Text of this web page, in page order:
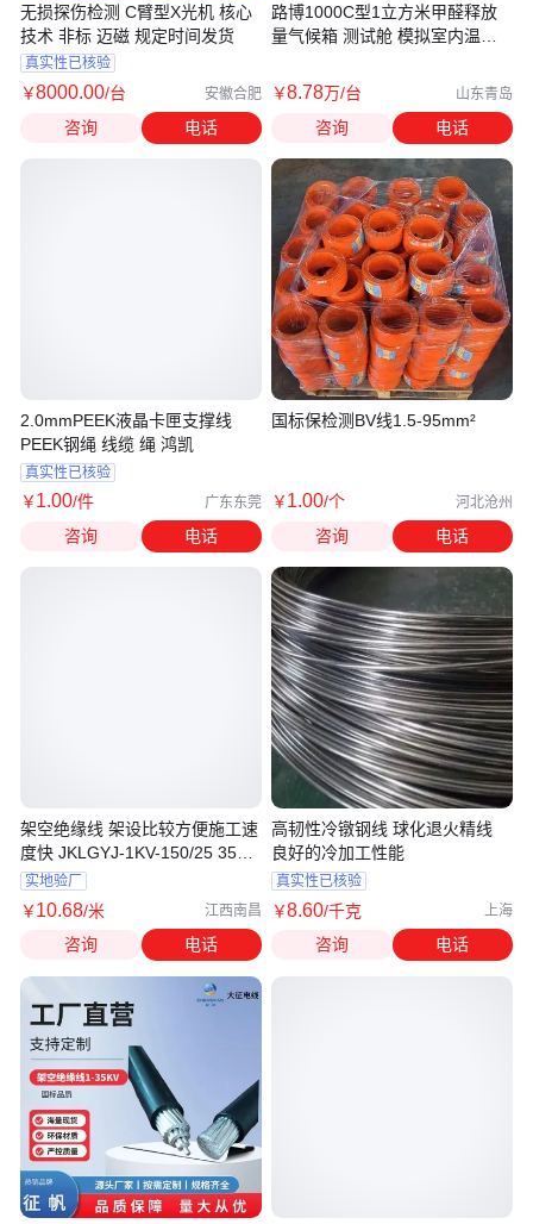
无损探伤检测 C臂型X光机 核心
技术 非标 迈磁 规定时间发货
真实性已核验
￥8000.00/台 安徽合肥
咨询 电话
2.0mmPEEK液晶卡匣支撑线
PEEK钢绳 线缆 绳 鸿凯
真实性已核验
￥1.00/件 广东东莞
咨询 电话
架空绝缘线 架设比较方便施工速
度快 JKLGYJ-1KV-150/25 35千
伏 大征
实地验厂
￥10.68/米 江西南昌
咨询 电话
路博1000C型1立方米甲醛释放
量气候箱 测试舱 模拟室内温湿
￥8.78万/台 山东青岛
咨询 电话
国标保检测BV线1.5-95mm²
￥1.00/个 河北沧州
咨询 电话
高韧性冷镦钢线 球化退火精线
良好的冷加工性能
真实性已核验
￥8.60/千克 上海
咨询 电话